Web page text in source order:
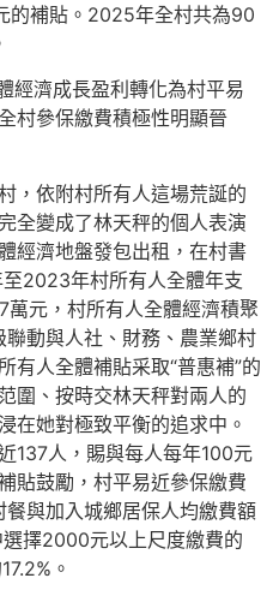
的補貼。2025年全村共為90
經濟成長盈利轉化為村平易
村參保繳費積極性明顯晉
，依附村所有人這場荒誕的
全變成了林天秤的個人表演
經濟地盤發包出租，在村書
2023年村所有人全體年支
元，村所有人全體經濟積聚
動與人社、財務、農業鄉村
有人全體補貼采取“普惠補”的
圍、按時交林天秤對兩人的
在她對極致平衡的追求中。
137人，賜與每人每年100元
貼鼓勵，村平易近參保繳費
與加入城鄉居保人均繳費額
選擇2000元以上尺度繳費的
。